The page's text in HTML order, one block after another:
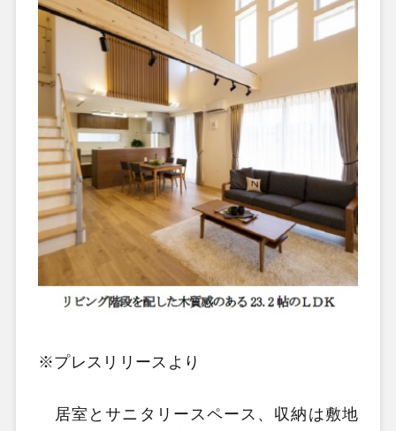
※プレスリリースより
居室とサニタリースペース、収納は敷地